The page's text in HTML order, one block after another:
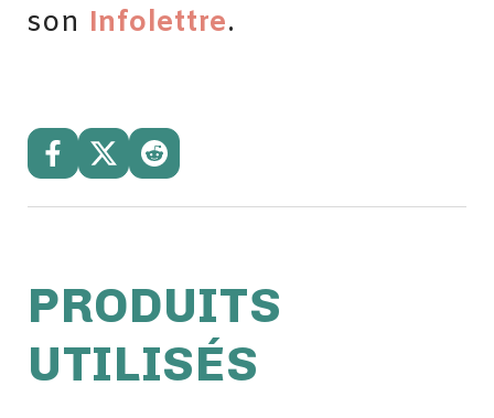
son Infolettre.
PRODUITS
UTILISÉS